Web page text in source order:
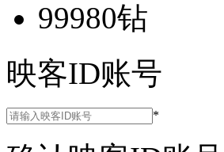
99980钻
映客ID账号
*